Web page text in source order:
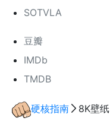
SOTVLA
豆瓣
IMDb
TMDB
硬核指南 8K壁纸